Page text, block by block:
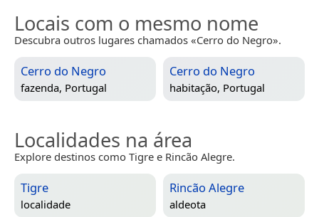
Locais com o mesmo nome
Descubra outros lugares chamados «Cerro do Negro».
Cerro do Negro
fazenda, Portugal
Cerro do Negro
habitação, Portugal
Localidades na área
Explore destinos como Tigre e Rincão Alegre.
Tigre
localidade
Rincão Alegre
aldeota